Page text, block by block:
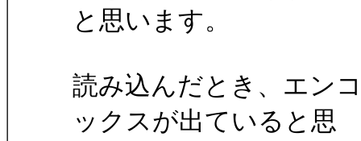
と思います。
読み込んだとき、エン
ックスが出ていると思